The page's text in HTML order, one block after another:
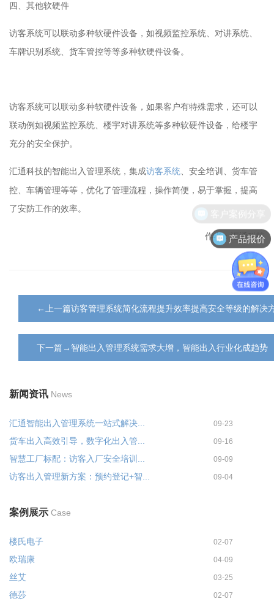
四、其他软硬件
访客系统可以联动多种软硬件设备，如视频监控系统、对讲系统、
车牌识别系统、货车管控等等多种软硬件设备。
访客系统可以联动多种软硬件设备，如果客户有特殊需求，还可以
联动例如视频监控系统、楼宇对讲系统等多种软硬件设备，给楼宇
充分的安全保护。
汇通科技的智能出入管理系统，集成访客系统 、安全培训、货车管
控、车辆管理等等，优化了管理流程，操作简便，易于掌握，提高
了安防工作的效率。
作者：汇通科技
←上一篇访客管理系统简化流程提升效率提高安全等级的解决
下一篇→智能出入管理系统需求大增，智能出入行业化成趋势
新闻资讯 News
汇通智能出入管理系统一站式解决... 09-23
货车出入高效引导，数字化出入管... 09-16
智慧工厂标配：访客入厂安全培训... 09-09
访客出入管理新方案：预约登记+智... 09-04
案例展示 Case
楼氏电子 02-07
欧瑞康 04-09
丝艾 03-25
德莎 02-07
产品报价